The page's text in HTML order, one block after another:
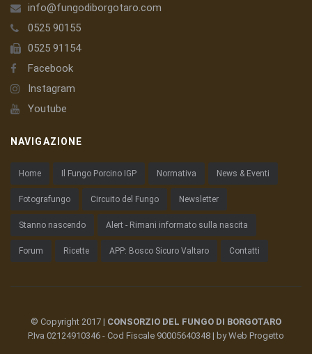
info@fungodiborgotaro.com
0525 90155
0525 91154
Facebook
Instagram
Youtube
NAVIGAZIONE
Home Il Fungo Porcino IGP Normativa News & Eventi
Fotografungo Circuito del Fungo Newsletter
Stanno nascendo Alert - Rimani informato sulla nascita
Forum Ricette APP: Bosco Sicuro Valtaro Contatti
© Copyright 2017 | CONSORZIO DEL FUNGO DI BORGOTARO
P.Iva 02124910346 - Cod Fiscale 90005640348 | byWeb Progetto